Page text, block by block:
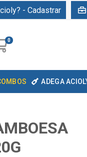
- Cadastrar
0
ADEGA